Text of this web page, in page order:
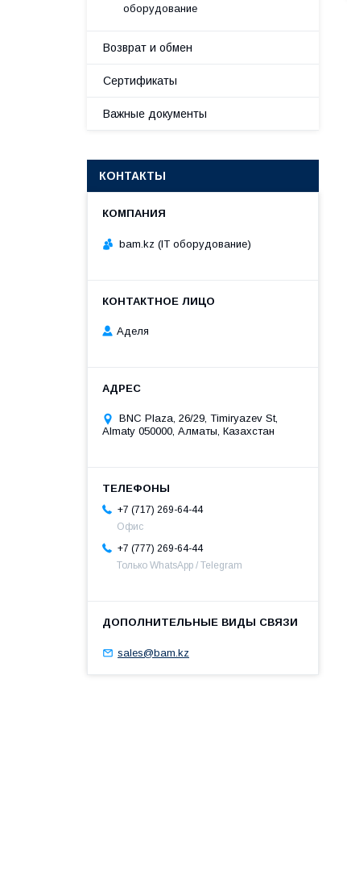
оборудование
Возврат и обмен
Сертификаты
Важные документы
КОНТАКТЫ
bam.kz (IT оборудование)
Аделя
BNC Plaza, 26/29, Timiryazev St,
Almaty 050000, Алматы, Казахстан
+7 (717) 269-64-44
Офис
+7 (777) 269-64-44
Только WhatsApp / Telegram
sales@bam.kz